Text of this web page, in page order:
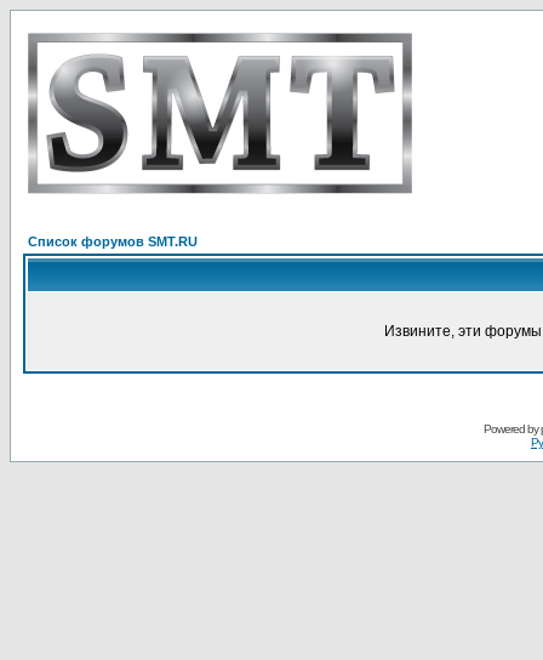
Список форумов SMT.RU
Извините, эти
Powered by